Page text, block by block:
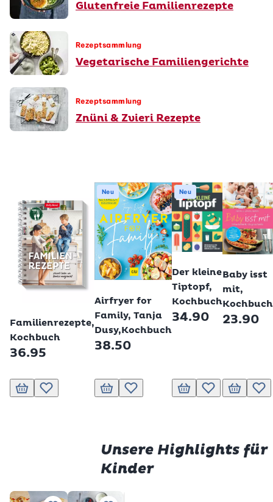
Glutenfreie Familienrezepte
Rezeptsammlung
Vegetarische Familiengerichte
Rezeptsammlung
Znüni & Zvieri Rezepte
Familienrezepte,
Kochbuch
36.95
In den Warenkorb
Zur Wunschliste hinzufügen
Neu
Airfryer for
Family, Tanja
Dusy,Kochbuch
38.50
In den Warenkorb
Zur Wunschliste hinzufügen
Neu
Der kleine
Tiptopf,
Kochbuch
34.90
In den Warenkorb
Zur Wunschliste
Baby isst
mit,
Kochbuch
23.90
In den Zur
Unsere Highlights für
Kinder